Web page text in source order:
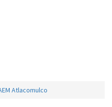
Atlacomulco